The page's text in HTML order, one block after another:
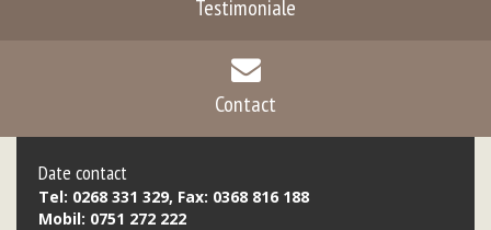
Testimoniale
Contact
Date contact
Tel: 0268 331 329, Fax: 0368 816 188
Mobil: 0751 272 222